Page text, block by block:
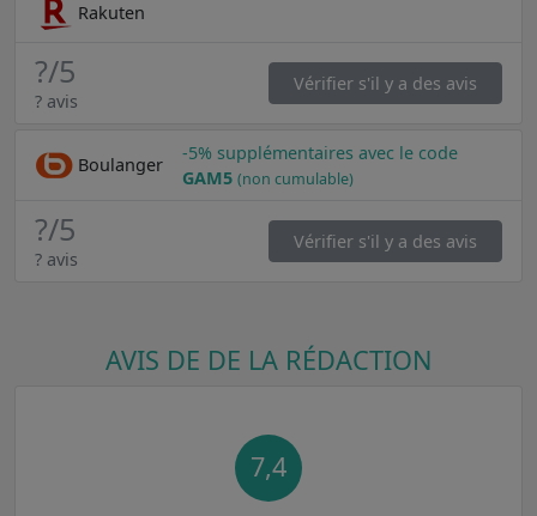
Rakuten
?/5
? avis
Vérifier s'il y a des avis
Boulanger
-5% supplémentaires avec le code
GAM5 (non cumulable)
?/5
? avis
Vérifier s'il y a des avis
AVIS DE DE LA RÉDACTION
7,4